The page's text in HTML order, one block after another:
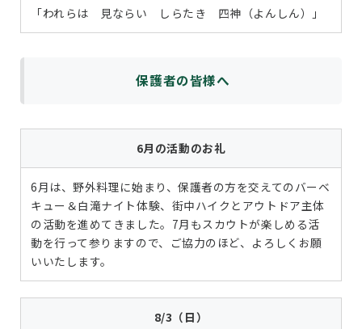
「われらは 見ならい しらたき 四神（よんしん）」
保護者の皆様へ
6月の活動のお礼
6月は、野外料理に始まり、保護者の方を交えてのバーベ
キュー＆白滝ナイト体験、街中ハイクとアウトドア主体
の活動を進めてきました。7月もスカウトが楽しめる活
動を行って参りますので、ご協力のほど、よろしくお願
いいたします。
8/3（日）